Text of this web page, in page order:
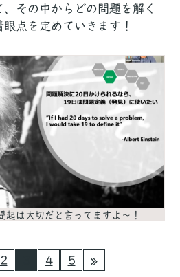
その中からどの問題を解く
点を定めていきます！
起は大切だと言ってますよ〜！
2 4 5